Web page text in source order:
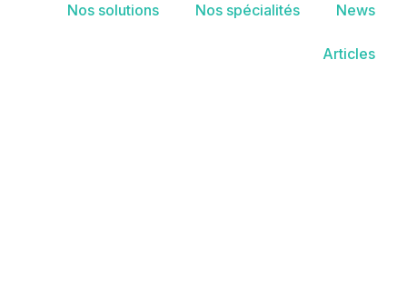
Nos solutions Nos spécialités News
Articles